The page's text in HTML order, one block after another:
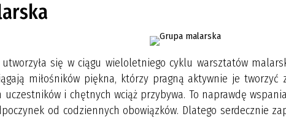
utworzyła się w ciągu wieloletniego cyklu warsztatów
miłośników piękna, którzy pragną aktywnie je
uczestników i chętnych wciąż przybywa. To naprawdę
od codziennych obowiązków. Dlatego serdecznie